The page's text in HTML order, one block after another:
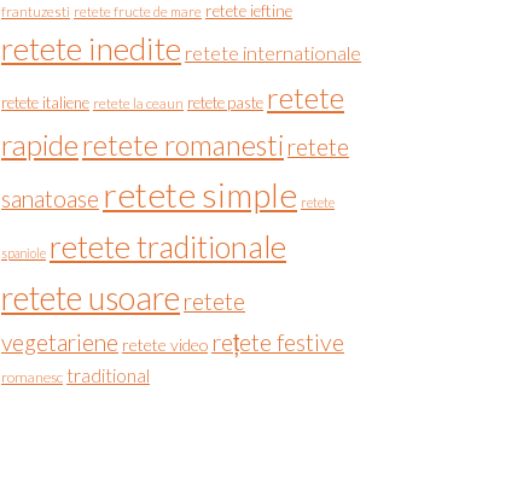
frantuzesti retete fructe de mare retete ieftine
retete inedite retete internationale
retete italiene retete la ceaun retete paste retete
rapideretete romanesti retete
sanatoase retete simple retete
spaniole retete traditionale
retete usoare retete
vegetariene retete video rețete festive
romanesc traditional